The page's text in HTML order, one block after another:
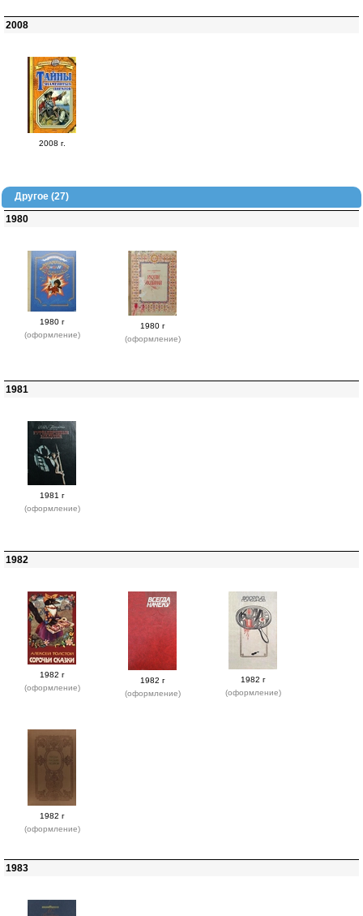
2008
2008 г.
Другое (27)
1980
1980 г
(оформление)
1980 г
(оформление)
1981
1981 г
(оформление)
1982
1982 г
(оформление)
1982 г
(оформление)
1982 г
(оформление)
1982 г
(оформление)
1983